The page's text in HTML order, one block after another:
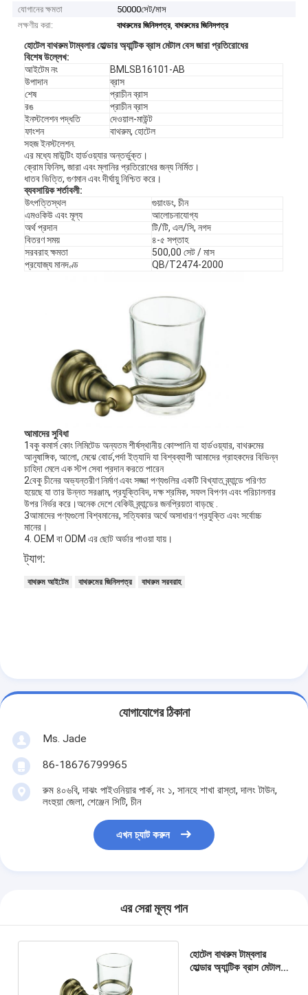
যোগানের ক্ষমতা
50000সেট/মাস
লক্ষণীয় করা:
বাথরুমের জিনিসপত্র,বাথরুমের জিনিসপত্র
হোটেল বাথরুম টাম্বলার হোল্ডার অ্যান্টিক ব্রাস মেটাল বেস জারা প্রতিরোধের
বিশেষ উল্লেখ:
আইটেম নং
BMLSB16101-AB
উপাদান
ব্রাস
শেষ
প্রাচীন ব্রাস
রঙ
প্রাচীন ব্রাস
ইনস্টলেশন পদ্ধতি
দেওয়াল-মাউন্ট
ফাংশন
বাথরুম, হোটেল
সহজ ইনস্টলেশন.
এর মধ্যে মাউন্টিং হার্ডওয়্যার অন্তর্ভুক্ত।
ক্রোম ফিনিস, জারা এবং ম্লানির প্রতিরোধের জন্য নির্মিত।
ধাতব ভিত্তি, গুণমান এবং দীর্ঘায়ু নিশ্চিত করে।
ব্যবসায়িক শর্তাবলী:
উৎপত্তিস্থল
গুয়াংডং, চীন
এমওকিউ এবং মূল্য
আলোচনাযোগ্য
অর্থ প্রদান
টি/টি, এল/সি, নগদ
বিতরণ সময়
৪-৫ সপ্তাহ
সরবরাহ ক্ষমতা
500,00 সেট / মাস
প্রযোজ্য মানদণ্ড
QB/T2474-2000
আমাদের সুবিধা
1বকু কমার্স কোং লিমিটেড অন্যতম শীর্ষস্থানীয় কোম্পানি যা হার্ডওয়্যার, বাথরুমের
আনুষাঙ্গিক, আলো, মেঝে বোর্ড,পর্দা ইত্যাদি যা বিশ্বব্যাপী আমাদের গ্রাহকদের বিভিন্ন
চাহিদা মেলে এক স্টপ সেবা প্রদান করতে পারেন
2বেকু চীনের অভ্যন্তরীণ নির্মাণ এবং সজ্জা পণ্যগুলির একটি বিখ্যাত ব্র্যান্ডে পরিণত
হয়েছে যা তার উন্নত সরঞ্জাম, প্রযুক্তিবিদ, দক্ষ শ্রমিক, সফল বিপণন এবং পরিচালনার
উপর নির্ভর করে।অনেক দেশে বেকিউ ব্র্যান্ডের জনপ্রিয়তা বাড়ছে .
3আমাদের পণ্যগুলো বিশ্বমানের, সত্যিকার অর্থে অসাধারণ প্রযুক্তি এবং সর্বোচ্চ
মানের।
4. OEM বা ODM এর ছোট অর্ডার পাওয়া যায়।
ট্যাগ:
বাথরুম আইটেম বাথরুমের জিনিসপত্র বাথরুম সরবরাহ
যোগাযোগের ঠিকানা
Ms. Jade
86-18676799965
রুম ৪০৬বি, দাঝং পাইওনিয়ার পার্ক, নং ১, সানহে শাখা রাস্তা, দালং টাউন,
লংহুয়া জেলা, শেঞ্জেন সিটি, চীন
এখন চ্যাট করুন
এর সেরা মূল্য পান
হোটেল বাথরুম টাম্বলার
হোল্ডার অ্যান্টিক ব্রাস মেটাল